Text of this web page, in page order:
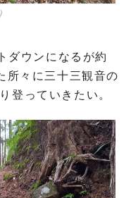
ウンになるが約
所々に三十三観音の
登っていきたい。